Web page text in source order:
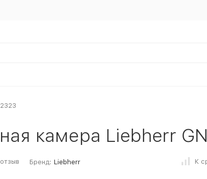
камера Liebherr
Бренд: Liebherr К